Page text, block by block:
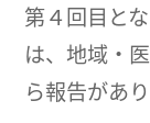
第４回目と
は、地域・
ら報告があ